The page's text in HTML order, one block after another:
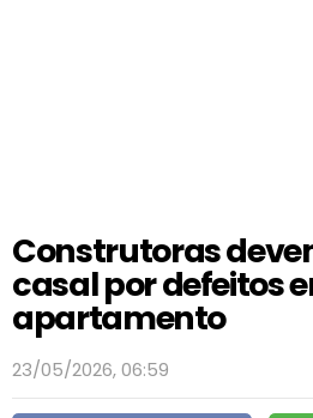
Construtoras
casal por defeitos
apartamento
23/05/2026, 06:59